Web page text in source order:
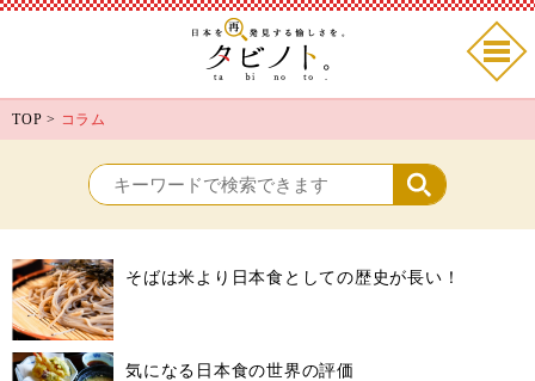
TOP > コラム
そばは米より日本食としての歴史が長い！
気になる日本食の世界の評価